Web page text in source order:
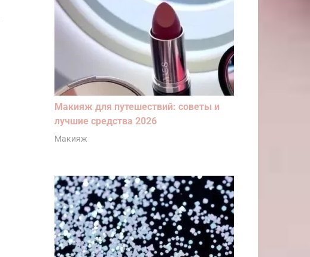
Макияж для путешествий: советы и
лучшие средства 2026
Макияж